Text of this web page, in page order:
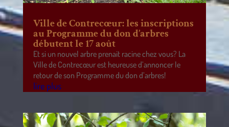
Ville de Contrecœur: les inscriptions
au Programme du don d’arbres
débutent le 17 août
Et si un nouvel arbre prenait racine chez vous? La
Ville de Contrecœur est heureuse d’annoncer le
retour de son Programme du don d’arbres!
lire plus